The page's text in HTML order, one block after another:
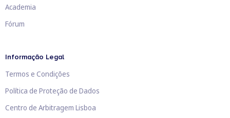
Academia
Fórum
Informação Legal
Termos e Condições
Política de Proteção de Dados
Centro de Arbitragem Lisboa